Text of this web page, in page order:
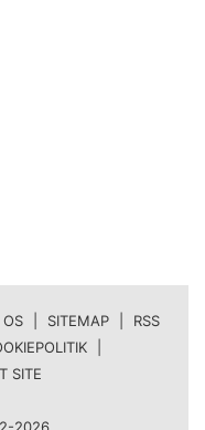
SITEMAP
RSS
SITE